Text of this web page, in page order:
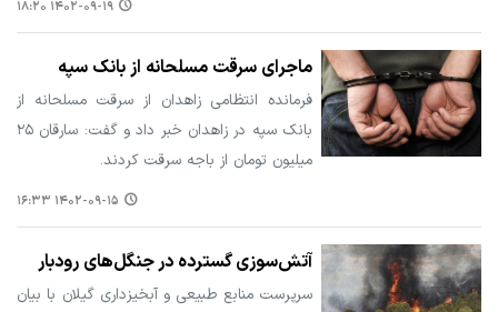
۱۴۰۲-۰۹-۱۹ ۱۸:۲۰
ماجرای سرقت مسلحانه از بانک سپه
فرمانده انتظامی زاهدان از سرقت مسلحانه از
‌بانک سپه در زاهدان‌ خبر داد و گفت: سارقان ۲۵
میلیون تومان از باجه سرقت کردند.
۱۴۰۲-۰۹-۱۵ ۱۶:۳۳
آتش‌سوزی گسترده در جنگل‌های رودبار
سرپرست منابع طبیعی و آبخیزداری گیلان با بیان